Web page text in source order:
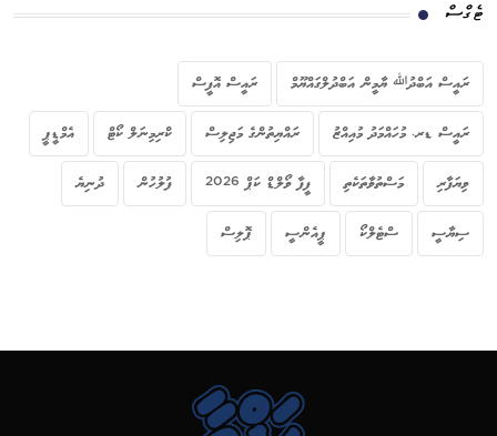
ޓެގްސް
ރައީސް އަބްދުﷲ ޔާމީން އަބްދުލްގައްޔޫމް ރައީސް އޮފީސް
ރައީސް ޑރ. މުހައްމަދު މުއިއްޒު ރައްޔިތުންގެ މަޖިލިސް ކްރިމިނަލް ކޯޓް އެމްޑީޕީ
ވިޔަފާރި މަސްތުވާތަކެތި ފީފާ ވޯލްޑް ކަޕް 2026 ފުލުހުން ދުނިޔެ
ސިޔާސީ ސްޓެލްކޯ ޕީއެންސީ ޕޮލިސް